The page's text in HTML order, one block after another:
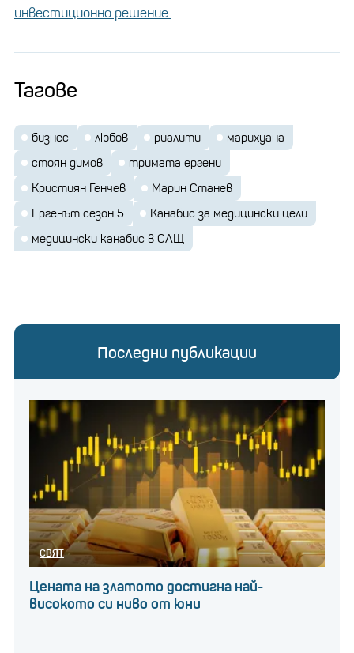
инвестиционно решение.
Тагове
бизнес любов риалити
марихуана
стоян димов
тримата ергени
Кристиян Генчев
Марин Станев
Ергенът сезон 5
Канабис за медицински цели
медицински канабис в САЩ
Последни публикации
СВЯТ
Цената на златото достигна най-
високото си ниво от юни